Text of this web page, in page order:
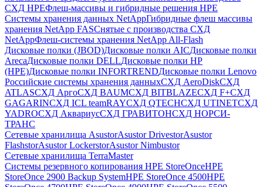
СХД HPEФлеш-массивы и гибридные решения HPE
Cистемы хранения данных NetAppГибридные флеш массивы
хранения NetApp FASСнятые с производства СХД
NetAppФлеш-системы хранения NetApp All-Flash
Дисковые полки (JBOD)Дисковые полки AICДисковые полки
ArecaДисковые полки DELLДисковые полки HP
(HPE)Дисковые полки INFORTRENDДисковые полки Lenovo
Российские системы хранения данныхСХД AeroDiskСХД
ATLASСХД AргоСХД BAUMСХД BITBLAZEСХД F+СХД
GAGARINСХД ICL teamRAYСХД QTECHСХД UTINETСХД
YADROСХД АквариусСХД ГРАВИТОНСХД НОРСИ-
ТРАНС
Сетевые хранилища AsustorAsustor DrivestorAsustor
FlashstorAsustor LockerstorAsustor Nimbustor
Сетевые хранилища TerraMaster
Системы резервного копирования HPE StoreOnceHPE
StoreOnce 2900 Backup SystemHPE StoreOnce 4500HPE